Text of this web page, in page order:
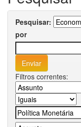
Pesquisar:
por
Filtros correntes: